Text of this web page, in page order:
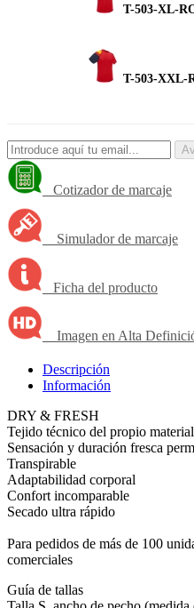
T-503-XL-
T-503-XXL-
Cotizador de marcaje
Simulador de marcaje
Ficha del producto
Imagen en Alta
Descripción
Información
DRY & FRESH
Tejido técnico del propio material
Sensación y duración fresca
Transpirable
Adaptabilidad corporal
Confort incomparable
Secado ultra rápido
Para pedidos de más de 100
comerciales
Guía de tallas